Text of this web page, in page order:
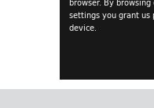
settings you grant
device.